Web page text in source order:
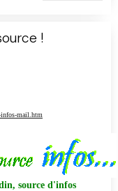
!
mail.htm
source d'infos